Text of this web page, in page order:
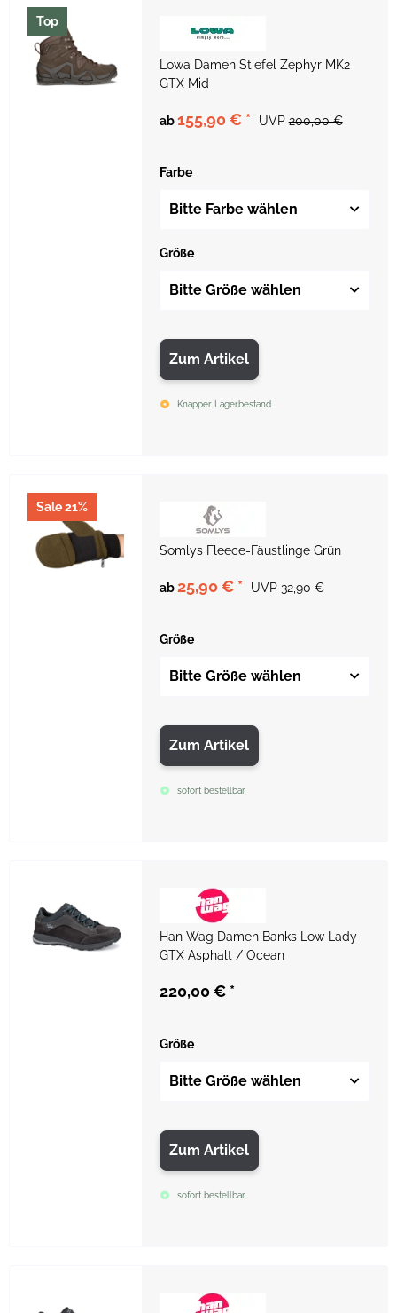
Top
Lowa Damen Stiefel Zephyr MK2
GTX Mid
ab155,90 € * UVP 200,00 €
Farbe
Bitte Farbe wählen
Größe
Bitte Größe wählen
Zum Artikel
Knapper Lagerbestand
Sale 21%
Somlys Fleece-Fäustlinge Grün
ab25,90 € * UVP 32,90 €
Größe
Bitte Größe wählen
Zum Artikel
sofort bestellbar
Han Wag Damen Banks Low Lady
GTX Asphalt / Ocean
220,00 € *
Größe
Bitte Größe wählen
Zum Artikel
sofort bestellbar